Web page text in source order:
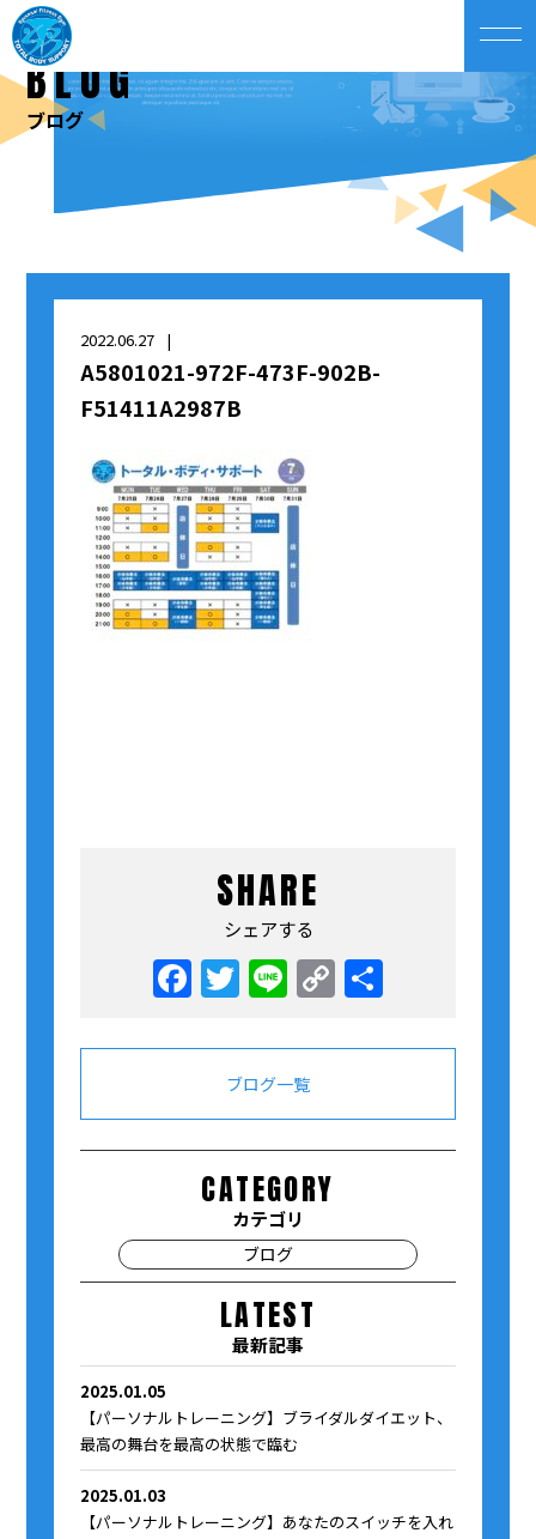
BLOG
ブログ
2022.06.27
A5801021-972F-473F-902B-
F51411A2987B
SHARE
シェアする
Facebook
Twitter
LineCopy
ブログ一覧
CATEGORY
カテゴリ
ブログ
LATEST
最新記事
2025.01.05
【パーソナルトレーニング】ブライダルダイエット、
最高の舞台を最高の状態で臨む
2025.01.03
【パーソナルトレーニング】あなたのスイッチを入れ